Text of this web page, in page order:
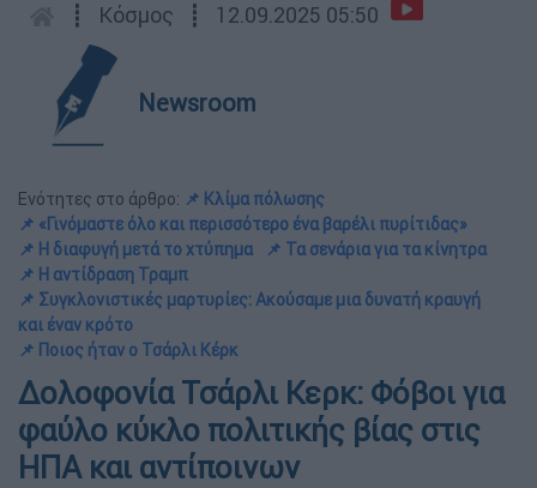
┋ Κόσμος ┋ 12.09.2025 05:50
Newsroom
Ενότητες στο άρθρο: 📌 Κλίμα πόλωσης
📌 «Γινόμαστε όλο και περισσότερο ένα βαρέλι πυρίτιδας»
📌 Η διαφυγή μετά το χτύπημα
📌 Τα σενάρια για τα κίνητρα
📌 Η αντίδραση Τραμπ
📌 Συγκλονιστικές μαρτυρίες: Ακούσαμε μια δυνατή κραυγή
και έναν κρότο
📌 Ποιος ήταν ο Τσάρλι Κέρκ
Δολοφονία Τσάρλι Κερκ: Φόβοι για
φαύλο κύκλο πολιτικής βίας στις
ΗΠΑ και αντίποινων